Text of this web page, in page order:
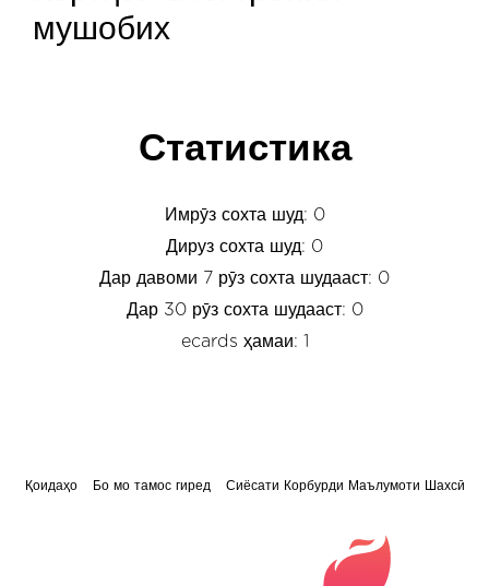
мушобих
Статистика
Имрӯз сохта шуд: 0
Дируз сохта шуд: 0
Дар давоми 7 рӯз сохта шудааст: 0
Дар 30 рӯз сохта шудааст: 0
ecards ҳамаи: 1
Қоидаҳо Бо мо тамос гиред Сиёсати Корбурди Маълумоти Шахсӣ